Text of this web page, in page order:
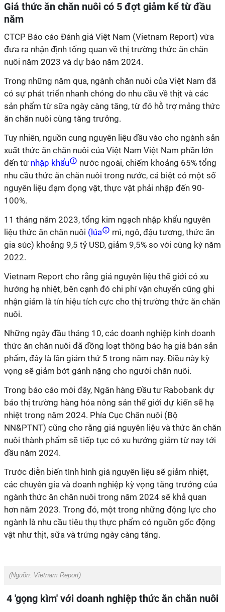
Giá thức ăn chăn nuôi có 5 đợt giảm kể từ đầu
năm
CTCP Báo cáo Đánh giá Việt Nam (Vietnam Report) vừa
đưa ra nhận định tổng quan về thị trường thức ăn chăn
nuôi năm 2023 và dự báo năm 2024.
Trong những năm qua, ngành chăn nuôi của Việt Nam đã
có sự phát triển nhanh chóng do nhu cầu về thịt và các
sản phẩm từ sữa ngày càng tăng, từ đó hỗ trợ mảng thức
ăn chăn nuôi cùng tăng trưởng.
Tuy nhiên, nguồn cung nguyên liệu đầu vào cho ngành sản
xuất thức ăn chăn nuôi của Việt Nam Việt Nam phần lớn
đến từ nhập khẩu
nước ngoài, chiếm khoảng 65% tổng
nhu cầu thức ăn chăn nuôi trong nước, cá biệt có một số
nguyên liệu đạm đọng vật, thực vật phải nhập đến 90-
100%.
11 tháng năm 2023, tổng kim ngạch nhập khẩu nguyên
liệu thức ăn chăn nuôi (lúa
mì, ngô, đậu tương, thức ăn
gia súc) khoảng 9,5 tỷ USD, giảm 9,5% so với cùng kỳ năm
2022.
Vietnam Report cho rằng giá nguyên liệu thế giới có xu
hướng hạ nhiệt, bên cạnh đó chi phí vận chuyển cũng ghi
nhận giảm là tín hiệu tích cực cho thị trường thức ăn chăn
nuôi.
Những ngày đầu tháng 10, các doanh nghiệp kinh doanh
thức ăn chăn nuôi đã đồng loạt thông báo hạ giá bán sản
phẩm, đây là lần giảm thứ 5 trong năm nay. Điều này kỳ
vọng sẽ giảm bớt gánh nặng cho người chăn nuôi.
Trong báo cáo mới đây, Ngân hàng Đầu tư Rabobank dự
báo thị trường hàng hóa nông sản thế giới dự kiến sẽ hạ
nhiệt trong năm 2024. Phía Cục Chăn nuôi (Bộ
NN&PTNT) cũng cho rằng giá nguyên liệu và thức ăn chăn
nuôi thành phẩm sẽ tiếp tục có xu hướng giảm từ nay tới
đầu năm 2024.
Trước diễn biến tình hình giá nguyên liệu sẽ giảm nhiệt,
các chuyên gia và doanh nghiệp kỳ vọng tăng trưởng của
ngành thức ăn chăn nuôi trong năm 2024 sẽ khả quan
hơn năm 2023. Trong đó, một trong những động lực cho
ngành là nhu cầu tiêu thụ thực phẩm có nguồn gốc động
vật như thịt, sữa và trứng ngày càng tăng.
(Nguồn: Vietnam Report)
4 'gọng kìm' với doanh nghiệp thức ăn chăn nuôi